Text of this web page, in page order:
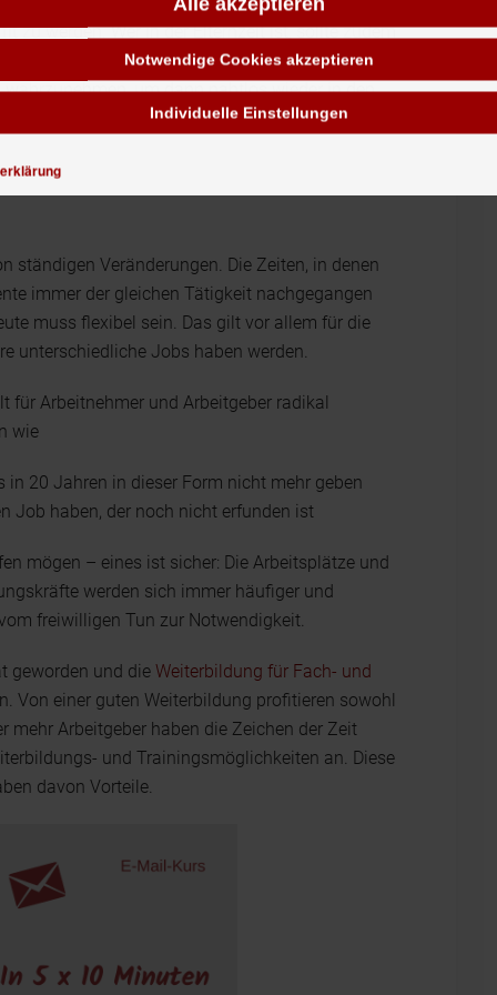
zu werden. Wer in der Elternzeit ist, sollte zudem
und immer wieder signalisieren, dass man
um dann nahtlos wieder in den
ständigen Veränderungen. Die Zeiten, in denen
immer der gleichen Tätigkeit nachgegangen
muss flexibel sein. Das gilt vor allem für die
unterschiedliche Jobs haben werden.
Arbeitnehmer und Arbeitgeber radikal
wie
20 Jahren in dieser Form nicht mehr geben
Job haben, der noch nicht erfunden ist
mögen – eines ist sicher: Die Arbeitsplätze und
werden sich immer häufiger und
freiwilligen Tun zur Notwendigkeit.
geworden und die Weiterbildung für Fach- und
Von einer guten Weiterbildung profitieren sowohl
mehr Arbeitgeber haben die Zeichen der Zeit
und Trainingsmöglichkeiten an. Diese
davon Vorteile.
Notwendige Cookies akzeptieren
Individuelle Einstellungen